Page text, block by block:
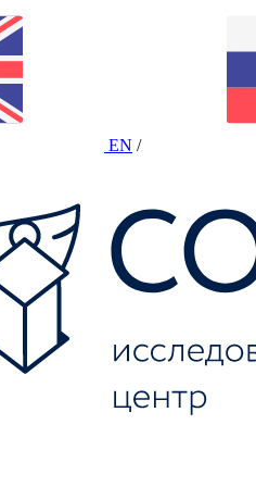
EN /